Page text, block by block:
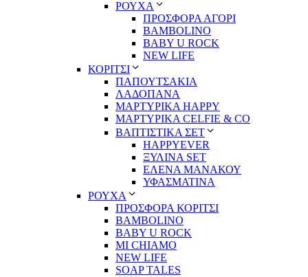
ΡΟΥΧΑ
ΠΡΟΣΦΟΡΑ ΑΓΟΡΙ
BAMBOLINO
BABY U ROCK
NEW LIFE
ΚΟΡΙΤΣΙ
ΠΑΠΟΥΤΣΑΚΙΑ
ΛΑΔΟΠΑΝΑ
ΜΑΡΤΥΡΙΚΑ HAPPY
ΜΑΡΤΥΡΙΚΑ CELFIE & CO
ΒΑΠΤΙΣΤΙΚΑ ΣΕΤ
HAPPYEVER
ΞΥΛΙΝΑ SET
ΕΛΕΝΑ ΜΑΝΑΚΟΥ
ΥΦΑΣΜΑΤΙΝΑ
ΡΟΥΧΑ
ΠΡΟΣΦΟΡΑ ΚΟΡΙΤΣΙ
BAMBOLINO
BABY U ROCK
MI CHIAMO
NEW LIFE
SOAP TALES